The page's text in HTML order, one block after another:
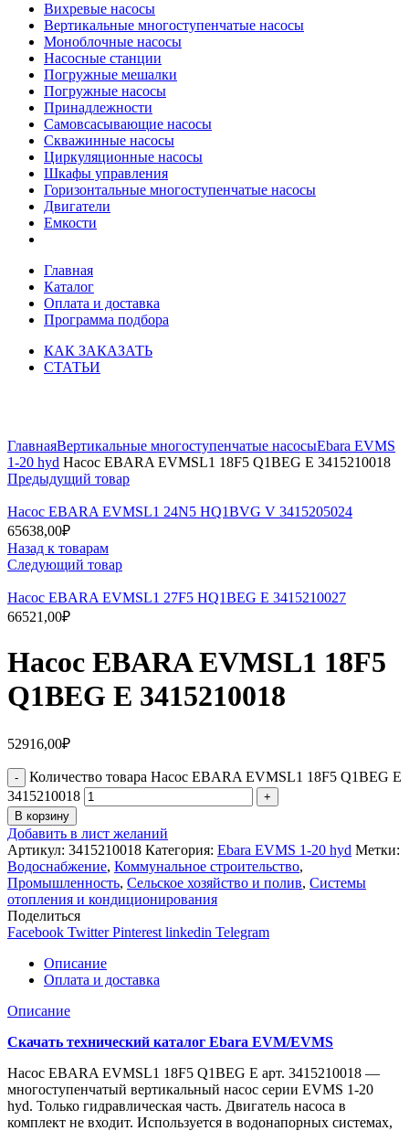
Вихревые насосы
Вертикальные многоступенчатые насосы
Моноблочные насосы
Насосные станции
Погружные мешалки
Погружные насосы
Принадлежности
Самовсасывающие насосы
Скважинные насосы
Циркуляционные насосы
Шкафы управления
Горизонтальные многоступенчатые насосы
Двигатели
Емкости
Главная
Каталог
Оплата и доставка
Программа подбора
КАК ЗАКАЗАТЬ
СТАТЬИ
ГлавнаяВертикальные многоступенчатые насосыEbara EVMS
1-20 hyd Насос EBARA EVMSL1 18F5 Q1BEG E 3415210018
Предыдущий товар
Насос EBARA EVMSL1 24N5 HQ1BVG V 3415205024
65638,00₽
Назад к товарам
Следующий товар
Насос EBARA EVMSL1 27F5 HQ1BEG E 3415210027
66521,00₽
Насос EBARA EVMSL1 18F5
Q1BEG E 3415210018
52916,00₽
Количество товара Насос EBARA EVMSL1 18F5 Q1BEG E
3415210018
В корзину
Добавить в лист желаний
Артикул: 3415210018 Категория: Ebara EVMS 1-20 hyd Метки:
Водоснабжение, Коммунальное строительство,
Промышленность, Сельское хозяйство и полив, Системы
отопления и кондиционирования
Поделиться
Facebook Twitter Pinterest linkedin Telegram
Описание
Оплата и доставка
Описание
Скачать технический каталог Ebara EVM/EVMS
Насос EBARA EVMSL1 18F5 Q1BEG E арт. 3415210018 —
многоступенчатый вертикальный насос серии EVMS 1-20
hyd. Только гидравлическая часть. Двигатель насоса в
комплект не входит. Используется в водонапорных системах,